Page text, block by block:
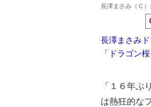
長澤まさみ（Ｃ
長澤まさみ
「ドラゴン
「１６年ぶ
は熱狂的な